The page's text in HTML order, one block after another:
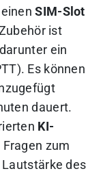
einenSIM-Slot
ist
ein
Es können
dauert.
KI-
zum
des